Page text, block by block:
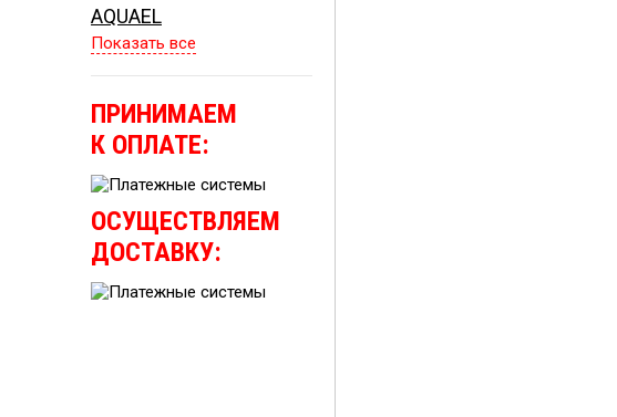
AQUAEL
Показать все
ПРИНИМАЕМ
К ОПЛАТЕ:
ОСУЩЕСТВЛЯЕМ
ДОСТАВКУ: